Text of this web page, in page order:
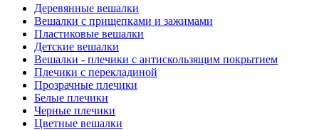
Деревянные вешалки
Вешалки с прищепками и зажимами
Пластиковые вешалки
Детские вешалки
Вешалки - плечики с антискользящим покрытием
Плечики с перекладиной
Прозрачные плечики
Белые плечики
Черные плечики
Цветные вешалки